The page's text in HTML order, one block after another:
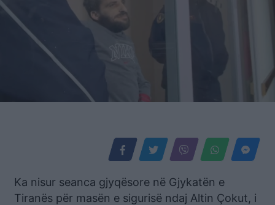
Ka nisur seanca gjyqësore në Gjykatën e
Tiranës për masën e sigurisë ndaj Altin Çokut, i